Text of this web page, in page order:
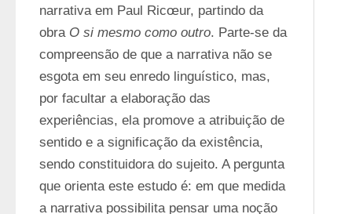
narrativa em Paul Ricœur, partindo da
obra O si mesmo como outro. Parte-se da
compreensão de que a narrativa não se
esgota em seu enredo linguístico, mas,
por facultar a elaboração das
experiências, ela promove a atribuição de
sentido e a significação da existência,
sendo constituidora do sujeito. A pergunta
que orienta este estudo é: em que medida
a narrativa possibilita pensar uma noção